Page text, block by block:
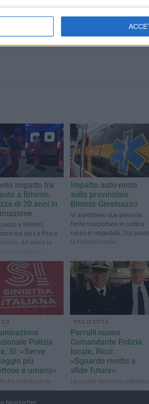
arriva la fuoriclasse brasiliana
Vanessa Pereira
impatto tra
a Bitonto,
di 20 anni in
a Bitonto,
tra via La Pira e
Ad avere la
al Policlinico di
Impatto auto-moto
sulla provinciale
Bitonto-Giovinazzo
Vi sarebbero due persone
ferite trasportate in codice
rosso in ospedale. Sul posto
la Polizia Locale
Polizia
SI: «Serve
più
e umano»
ha indirizzato le
osservazioni agli
Bonasia e
VITA DI CITTÀ
Perrulli nuovo
Comandante Polizia
locale, Ricci:
«Sguardo rivolto a
sfide future»
Le parole del primo cittadino
di Bitonto a seguito della
Newsletter